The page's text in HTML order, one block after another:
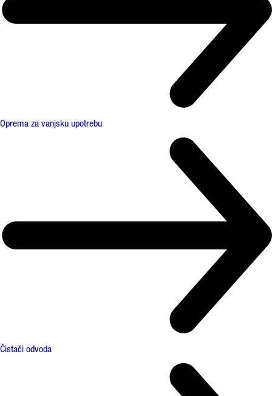
Oprema za vanjsku upotrebu
Čistači odvoda